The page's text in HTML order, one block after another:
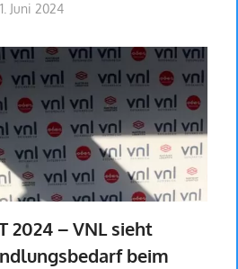
Juni 2024
2024 – VNL sieht
beim